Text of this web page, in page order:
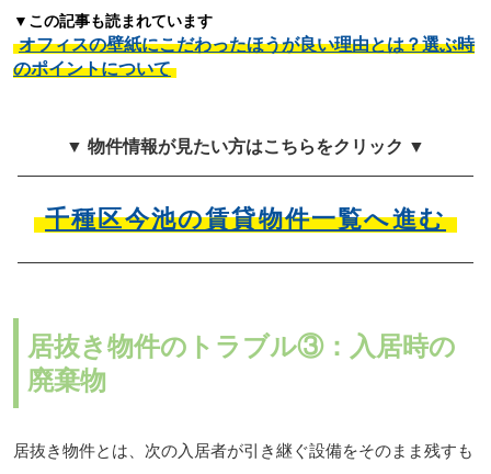
▼この記事も読まれています
オフィスの壁紙にこだわったほうが良い理由とは？選ぶ時
のポイントについて
▼ 物件情報が見たい方はこちらをクリック ▼
千種区今池の賃貸物件一覧へ進む
居抜き物件のトラブル③：入居時の
廃棄物
居抜き物件とは、次の入居者が引き継ぐ設備をそのまま残すも